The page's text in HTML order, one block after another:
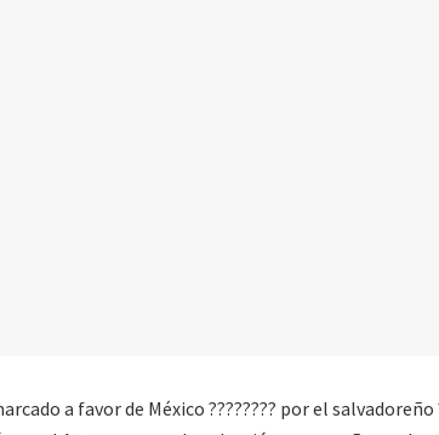
a favor de México ???????? por el salvadoreño